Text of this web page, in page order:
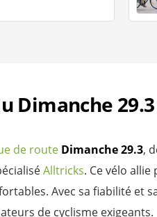
Dimanche 29.3
de route Dimanche 29.3,
Alltricks. Ce vélo
Avec sa fiabilité et
de cyclisme exigeants.